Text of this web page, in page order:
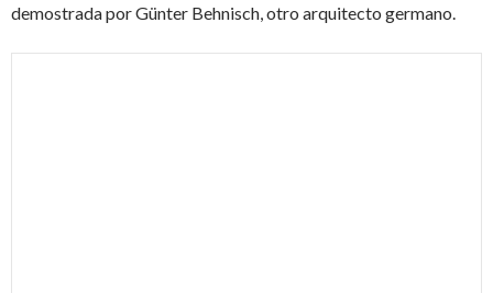
demostrada por Günter Behnisch, otro arquitecto germano.